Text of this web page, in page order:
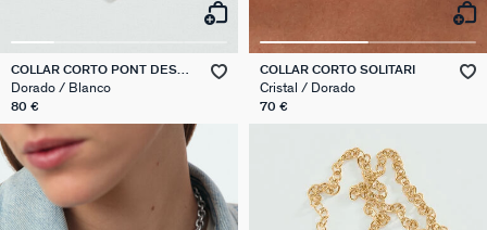
COLLAR CORTO PONT DES
ARTS
Dorado / Blanco
80 €
COLLAR CORTO SOLITARI
Cristal / Dorado
70 €